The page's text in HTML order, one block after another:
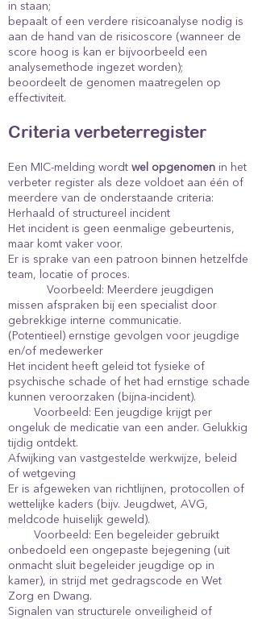
in staan;
bepaalt of een verdere risicoanalyse nodig is
aan de hand van de risicoscore (wanneer de
score hoog is kan er bijvoorbeeld een
analysemethode ingezet worden);
beoordeelt de genomen maatregelen op
effectiviteit.
Criteria verbeterregister
Een MIC-melding wordt wel opgenomen in het
verbeter register als deze voldoet aan één of
meerdere van de onderstaande criteria:
Herhaald of structureel incident
Het incident is geen eenmalige gebeurtenis,
maar komt vaker voor.
Er is sprake van een patroon binnen hetzelfde
team, locatie of proces.
Voorbeeld: Meerdere jeugdigen
missen afspraken bij een specialist door
gebrekkige interne communicatie.
(Potentieel) ernstige gevolgen voor jeugdige
en/of medewerker
Het incident heeft geleid tot fysieke of
psychische schade of het had ernstige schade
kunnen veroorzaken (bijna-incident).
Voorbeeld: Een jeugdige krijgt per
ongeluk de medicatie van een ander. Gelukkig
tijdig ontdekt.
Afwijking van vastgestelde werkwijze, beleid
of wetgeving
Er is afgeweken van richtlijnen, protocollen of
wettelijke kaders (bijv. Jeugdwet, AVG,
meldcode huiselijk geweld).
Voorbeeld: Een begeleider gebruikt
onbedoeld een ongepaste bejegening (uit
onmacht sluit begeleider jeugdige op in
kamer), in strijd met gedragscode en Wet
Zorg en Dwang.
Signalen van structurele onveiligheid of